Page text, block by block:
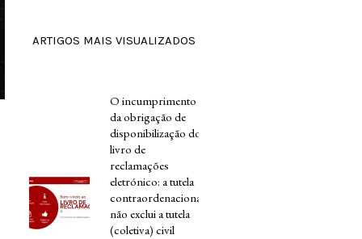
ARTIGOS MAIS VISUALIZADOS
O incumprimento
da obrigação de
disponibilização do
livro de
reclamações
eletrónico: a tutela
contraordenacional
não exclui a tutela
(coletiva) civil